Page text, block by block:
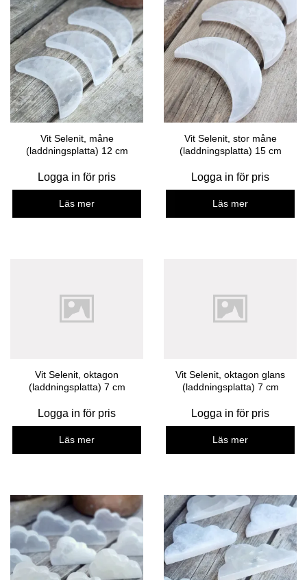
Vit Selenit, måne
(laddningsplatta) 12 cm
Logga in för pris
Läs mer
Vit Selenit, stor måne
(laddningsplatta) 15 cm
Logga in för pris
Läs mer
Vit Selenit, oktagon
(laddningsplatta) 7 cm
Logga in för pris
Läs mer
Vit Selenit, oktagon glans
(laddningsplatta) 7 cm
Logga in för pris
Läs mer